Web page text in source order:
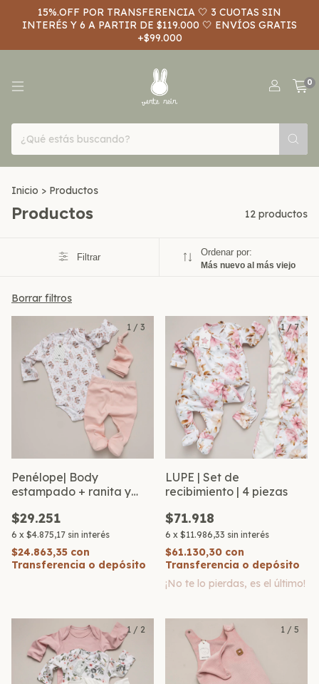
15%.OFF POR TRANSFERENCIA 🤍 3 CUOTAS SIN
INTERÉS Y 6 A PARTIR DE $119.000 🤍 ENVÍOS GRATIS
+$99.000
0
Inicio > Productos
Productos 12 productos
Filtrar Ordenar por:
Más nuevo al más viejo
Borrar filtros
1 / 3
Penélope| Body
estampado + ranita y
$29.251
6 x $4.875,17 sin interés
$24.863,35 con
Transferencia o depósito
1/7
LUPE | Set de
recibimiento | 4 piezas
$71.918
6 x $11.986,33 sin interés
$61.130,30 con
Transferencia o depósito
¡No te lo pierdas, es el último!
1 / 2 1 / 5